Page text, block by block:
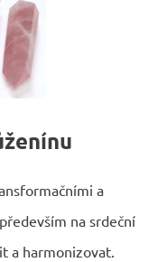
a
na srdeční
a harmonizovat.